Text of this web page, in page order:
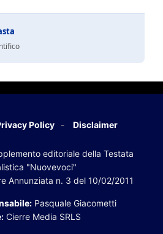
Policy Disclaimer
editoriale della Testata
"Nuovevoci"
Annunziata n. 3 del 10/02/2011
Pasquale Giacometti
Cierre Media SRLS